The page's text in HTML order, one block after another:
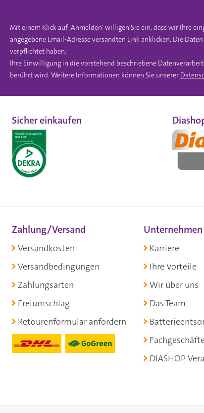
Mit einem Klick auf ‚Anmelden‘ willigen Sie ein, dass wir Ihre
angegebene Email-Adresse versandten Link anklicken. Die
verpflichtet haben.
Ihre Einwilligung in die vorstehend beschriebene
berührt wird. Weitere Informationen können Sie unserer
Sicher einkaufen
Zahlung/Versand
Versandkosten
Versandbedingungen
Zahlungsarten
Freiumschlag
Retourenformular anfordern
Unternehmen
Karriere
Ihre Vorteile
Wir über uns
Das Team
Fachgeschäfte
DIASHOP